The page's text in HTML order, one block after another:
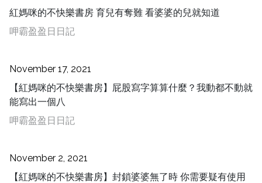
紅媽咪的不快樂書房 育兒有奪難 看婆婆的兒就知道
呷霸盈盈日日記
November 17, 2021
【紅媽咪的不快樂書房】屁股寫字算算什麼？我動都不動就
能寫出一個八
呷霸盈盈日日記
November 2, 2021
【紅媽咪的不快樂書房】封鎖婆婆無了時 你需要疑有使用